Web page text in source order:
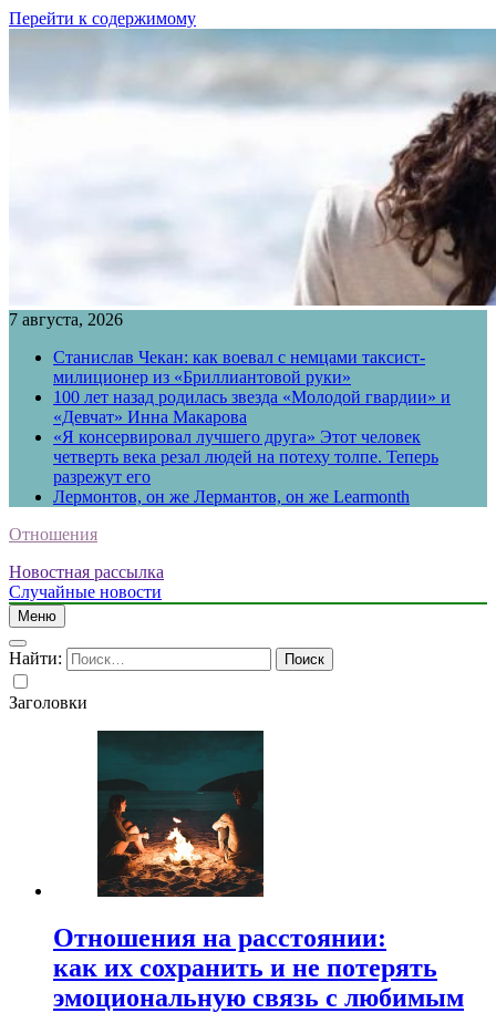
Перейти к содержимому
7 августа, 2026
Станислав Чекан: как воевал с немцами таксист-
милиционер из «Бриллиантовой руки»
100 лет назад родилась звезда «Молодой гвардии» и
«Девчат» Инна Макарова
«Я консервировал лучшего друга» Этот человек
четверть века резал людей на потеху толпе. Теперь
разрежут его
Лермонтов, он же Лермантов, он же Learmonth
Отношения
Новостная рассылка
Случайные новости
Меню
Найти:
Заголовки
Отношения на расстоянии:
как их сохранить и не потерять
эмоциональную связь с любимым